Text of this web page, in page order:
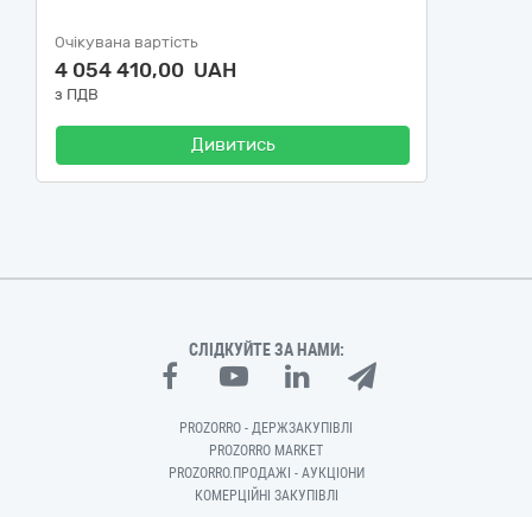
Очікувана вартість
4 054 410,00 UAH
з ПДВ
Дивитись
СЛІДКУЙТЕ ЗА НАМИ:
PROZORRO - ДЕРЖЗАКУПІВЛІ
PROZORRO MARKET
PROZORRO.ПРОДАЖІ - АУКЦІОНИ
КОМЕРЦІЙНІ ЗАКУПІВЛІ